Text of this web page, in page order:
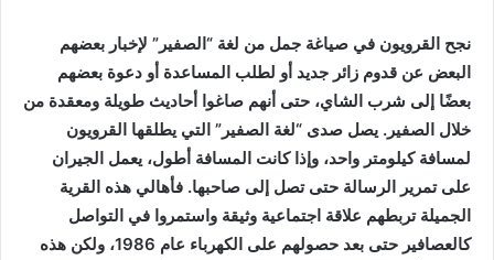
نجح القرويون في صياغة جمل من لغة “الصفير” لإخبار بعضهم
البعض عن قدوم زائر جديد أو لطلب المساعدة أو دعوة بعضهم
بعضًا إلى شرب الشاي، حتى أنهم صاغوا أحاديث طويلة ومعقدة من
خلال الصفير. يصل صدى “لغة الصفير” التي يطلقها القرويون
لمسافة كيلومتر واحد، وإذا كانت المسافة أطول، يعمل الجيران
على تمرير الرسالة حتى تصل إلى صاحبها. فأهالي هذه القرية
الجميلة تربطهم علاقة اجتماعية وثيقة واستمروا في التواصل
كالعصافير حتى بعد حصولهم على الكهرباء عام 1986، ولكن هذه